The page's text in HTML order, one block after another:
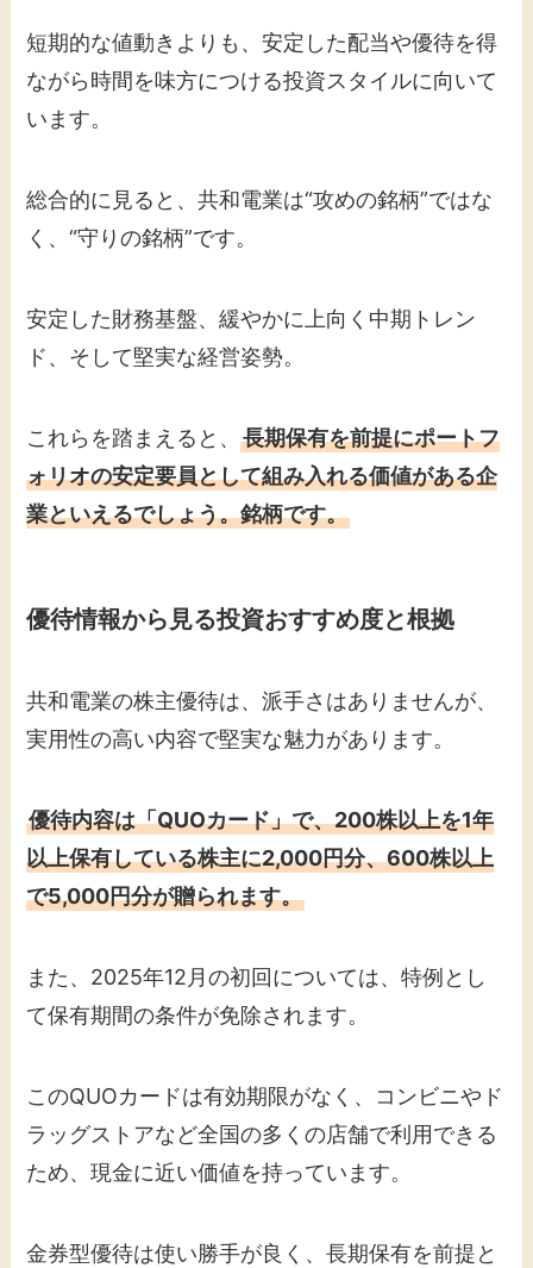
短期的な値動きよりも、安定した配当や優待を得
ながら時間を味方につける投資スタイルに向いて
います。
総合的に見ると、共和電業は“攻めの銘柄”ではな
く、“守りの銘柄”です。
安定した財務基盤、緩やかに上向く中期トレン
ド、そして堅実な経営姿勢。
これらを踏まえると、長期保有を前提にポートフ
ォリオの安定要員として組み入れる価値がある企
業といえるでしょう。銘柄です。
優待情報から見る投資おすすめ度と根拠
共和電業の株主優待は、派手さはありませんが、
実用性の高い内容で堅実な魅力があります。
優待内容は「QUOカード」で、200株以上を1年
以上保有している株主に2,000円分、600株以上
で5,000円分が贈られます。
また、2025年12月の初回については、特例とし
て保有期間の条件が免除されます。
このQUOカードは有効期限がなく、コンビニやド
ラッグストアなど全国の多くの店舗で利用できる
ため、現金に近い価値を持っています。
金券型優待は使い勝手が良く、長期保有を前提と